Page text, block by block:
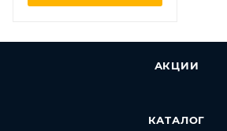
АКЦИИ
КАТАЛОГ